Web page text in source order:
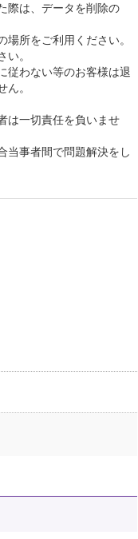
際は、データを削除の
所をご利用ください。
。
従わない等のお客様は退
。
は一切責任を負いませ
当事者間で問題解決をし